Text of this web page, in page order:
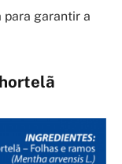
para garantir a